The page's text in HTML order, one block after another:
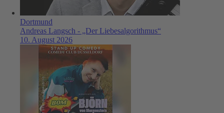
Dortmund
Andreas Langsch - „Der Liebesalgorithmus“
10. August 2026